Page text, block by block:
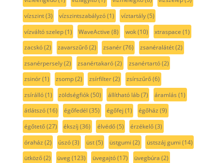
vízszint(3) vízszintszabályzó(1) víztartály(5)
vízváltó szelep(1) WaveActive (8) wok(10) xtraspace (1)
zacskó(2) zavarszűrő(2) zsanér(76) zsanéralátét(2)
zsanérpersely(2) zsanértakaró(2) zsanértartó(2)
zsinór(1) zsomp(2) zsírfilter(2) zsírszűrő(6)
zsírálló(1) zöldségfiók(50) állítható láb(7) áramlás (1)
átlátszó(16) égőfedél (35) égőfej (1) égőház (9)
égőtető(27) ékszíj (36) élvédő(5) érzékelő(3)
óraház (2) úszó(3) üst(5) üstgumi (2) üstszáj gumi (14)
ütköző(2) üveg(123) üvegajtó(17) üvegbúra (2)